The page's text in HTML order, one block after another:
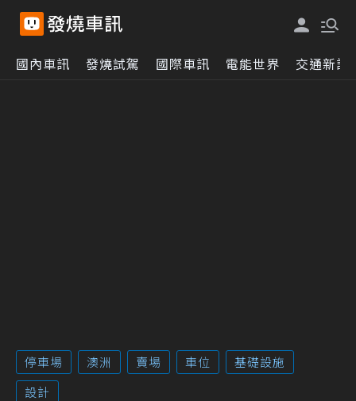
國內車訊 發燒試駕 國際車訊 電能世界 交通新訊
停車場 澳洲 賣場 車位
基礎設施
設計